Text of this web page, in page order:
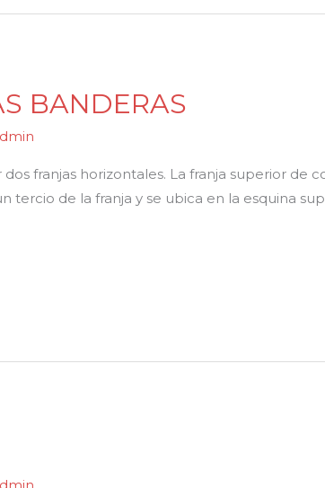
BANDERAS
franjas horizontales. La franja superior de
tercio de la franja y se ubica en la esquina